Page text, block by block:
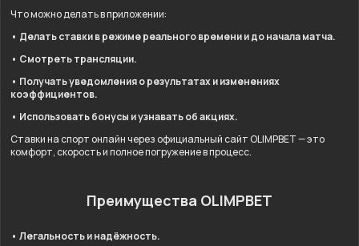
Что можно делать в приложении:
• Делать ставки в режиме реального времени и до начала матча.
• Смотреть трансляции.
• Получать уведомления о результатах и изменениях
коэффициентов.
• Использовать бонусы и узнавать об акциях.
Ставки на спорт онлайн через официальный сайт OLIMPBET — это
комфорт, скорость и полное погружение в процесс.
Преимущества OLIMPBET
• Легальность и надёжность.